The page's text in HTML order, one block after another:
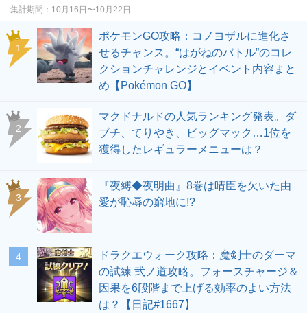
集計期間 10月16日〜10月22日
ポケモンGO攻略：コノヨザルに進化さ
せるチャンス。“はがねのバトル”のコレ
クションチャレンジとイベント内容まと
め【Pokémon GO】
マクドナルドの人気ランキング発表。ダ
ブチ、てりやき、ビッグマック…1位を
獲得したレギュラーメニューは？
『夜縛◆夜明曲』8巻は晴臣を欠いた由
愛が恥辱の窮地に!?
ドラクエウォーク攻略：魔剣士のダーマ
の試練 弐ノ道攻略。フォースチャージ＆
因果を6段階まで上げる効率のよい方法
は？【日記#1667】